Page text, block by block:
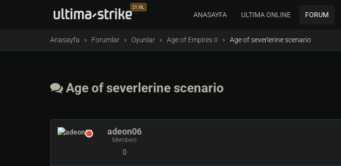
21.YIL
ANASAYFA ULTIMA ONLINE FORUM
Anasayfa Forumlar Oyunlar Age of Empires II Age of severlerine scenario
Age of severlerine scenario
adeon06
Members
0